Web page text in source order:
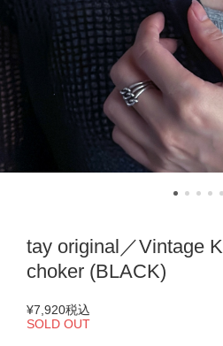
tay original／Vintage
choker (BLACK)
¥7,920税込
SOLD OUT